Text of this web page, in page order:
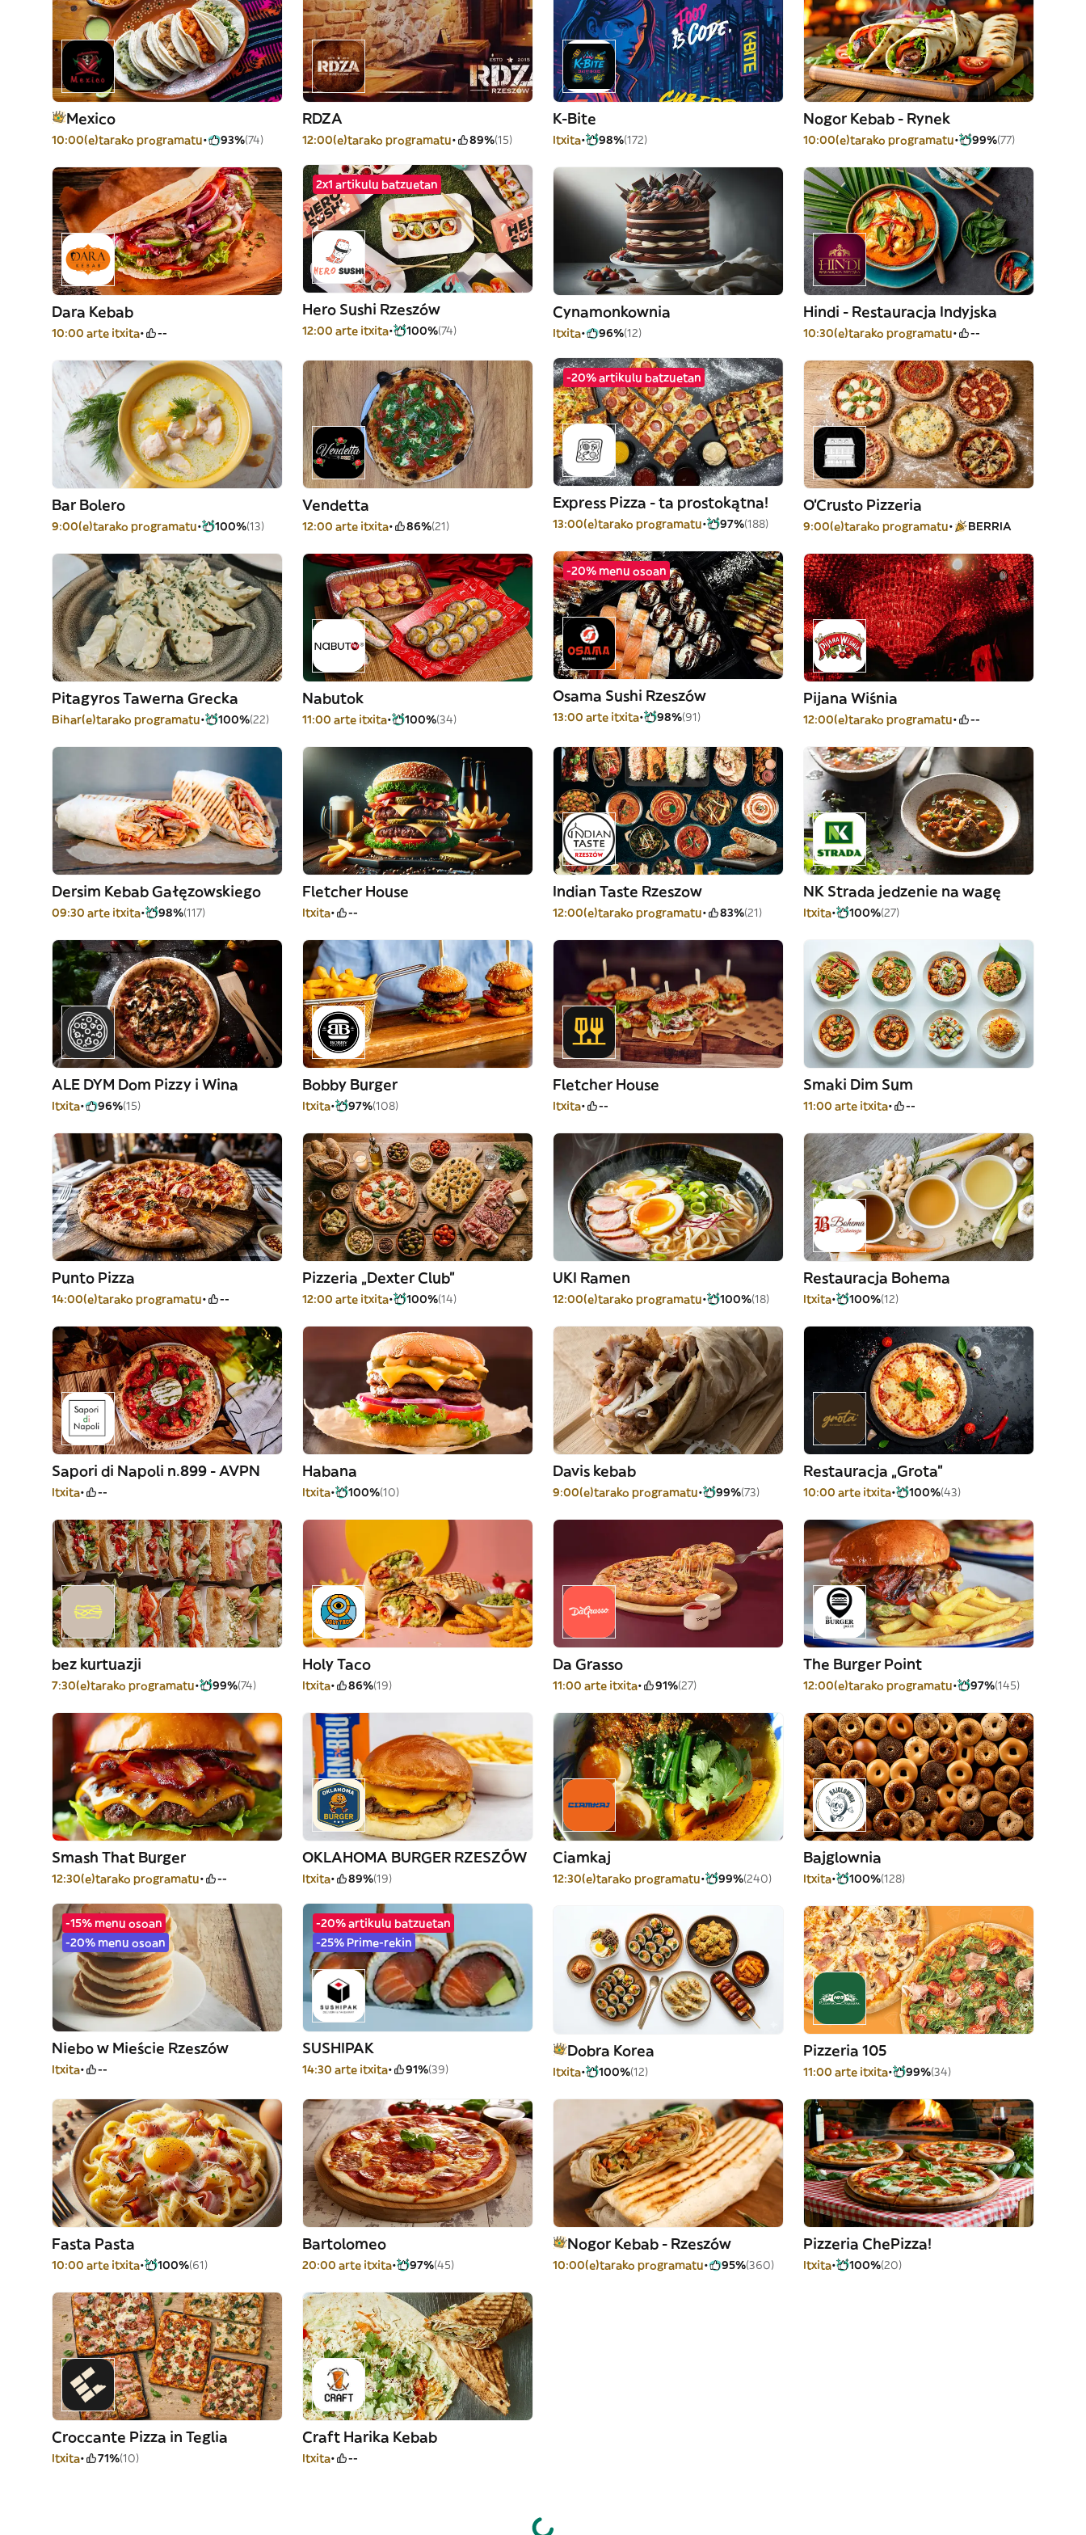
Mexico
10:00(e)tarako programatu 93%(74)
RDZA
12:00(e)tarako programatu 89%(15)
K-Bite
Itxita 98%(172)
Nogor Kebab - Rynek
10:00(e)tarako programatu 99%(77)
Dara Kebab
10:00 arte itxita --
2x1 artikulu batzuetan
Hero Sushi Rzeszów
12:00 arte itxita 100%(74)
Cynamonkownia
Itxita 96%(12)
Hindi - Restauracja Indyjska
10:30(e)tarako programatu --
Bar Bolero
9:00(e)tarako programatu 100%(13)
Vendetta
12:00 arte itxita 86%(21)
-20% artikulu batzuetan
Express Pizza - ta prostokątna!
13:00(e)tarako programatu 97%(188)
O'Crusto Pizzeria
9:00(e)tarako programatu BERRIA
Pitagyros Tawerna Grecka
Bihar(e)tarako programatu 100%(22)
Nabutok
11:00 arte itxita 100%(34)
-20% menu osoan
Osama Sushi Rzeszów
13:00 arte itxita 98%(91)
Pijana Wiśnia
12:00(e)tarako programatu --
Dersim Kebab Gałęzowskiego
09:30 arte itxita 98%(117)
Fletcher House
Itxita --
Indian Taste Rzeszow
12:00(e)tarako programatu 83%(21)
NK Strada jedzenie na wagę
Itxita 100%(27)
ALE DYM Dom Pizzy i Wina
Itxita 96%(15)
Bobby Burger
Itxita 97%(108)
Fletcher House
Itxita --
Smaki Dim Sum
11:00 arte itxita --
Punto Pizza
14:00(e)tarako programatu --
Pizzeria „Dexter Club”
12:00 arte itxita 100%(14)
UKI Ramen
12:00(e)tarako programatu 100%(18)
Restauracja Bohema
Itxita 100%(12)
Sapori di Napoli n.899 - AVPN
Itxita --
Habana
Itxita 100%(10)
Davis kebab
9:00(e)tarako programatu 99%(73)
Restauracja „Grota”
10:00 arte itxita 100%(43)
bez kurtuazji
7:30(e)tarako programatu 99%(74)
Holy Taco
Itxita 86%(19)
Da Grasso
11:00 arte itxita 91%(27)
The Burger Point
12:00(e)tarako programatu 97%(145)
Smash That Burger
12:30(e)tarako programatu --
OKLAHOMA BURGER RZESZÓW
Itxita 89%(19)
Ciamkaj
12:30(e)tarako programatu 99%(240)
Bajglownia
Itxita 100%(128)
-15% menu osoan
-20% menu osoan
Niebo w Mieście Rzeszów
Itxita --
-20% artikulu batzuetan
-25% Prime-rekin
SUSHIPAK
14:30 arte itxita 91%(39)
Dobra Korea
Itxita 100%(12)
Pizzeria 105
11:00 arte itxita 99%(34)
Fasta Pasta
10:00 arte itxita 100%(61)
Bartolomeo
20:00 arte itxita 97%(45)
Nogor Kebab - Rzeszów
10:00(e)tarako programatu 95%(360)
Pizzeria ChePizza!
Itxita 100%(20)
Croccante Pizza in Teglia
Itxita 71%(10)
Craft Harika Kebab
Itxita --